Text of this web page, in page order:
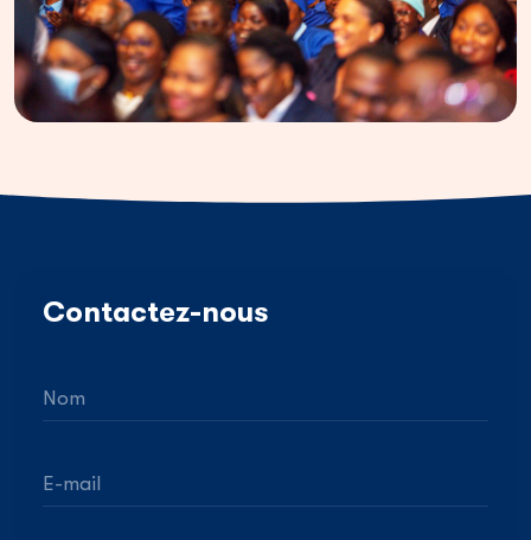
Contactez-nous
Nom
E-mail